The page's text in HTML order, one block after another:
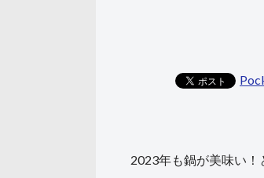
2023年も鍋が美味い！